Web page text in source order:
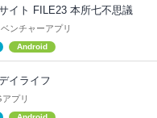
イト FILE23 本所七不思議
ンチャーアプリ
Android
イライフ
プリ